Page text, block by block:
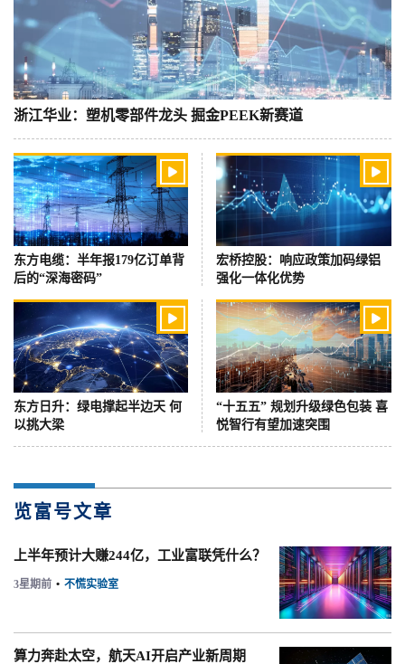
浙江华业：塑机零部件龙头 掘金PEEK新赛道

东方电缆：半年报179亿订单背
后的“深海密码”

宏桥控股：响应政策加码绿铝
强化一体化优势

东方日升：绿电撑起半边天 何
以挑大梁

“十五五” 规划升级绿色包装 喜
悦智行有望加速突围
览富号文章
上半年预计大赚244亿，工业富联凭什么？
3星期前 • 不慌实验室
算力奔赴太空，航天AI开启产业新周期